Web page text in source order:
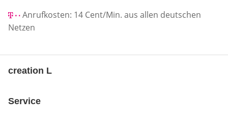
Anrufkosten: 14 Cent/Min. aus allen deutschen
Netzen
creation L
Service